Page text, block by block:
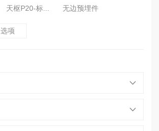
天枢P20-标准款 无边预埋件
选项